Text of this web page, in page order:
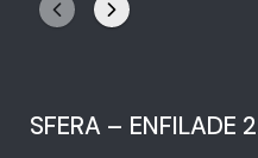
SFERA – ENFILADE